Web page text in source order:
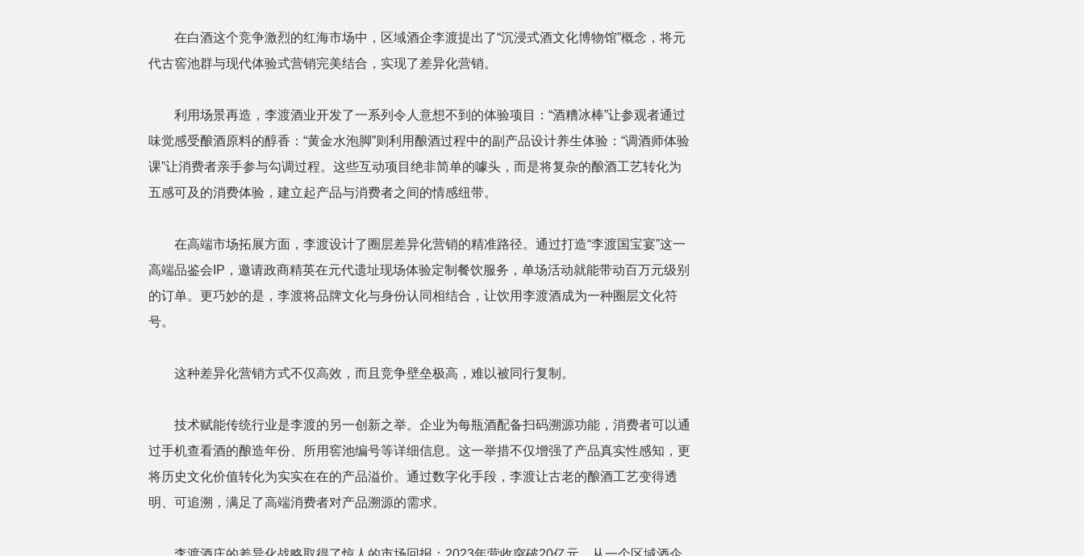
在白酒这个竞争激烈的红海市场中，区域酒企李渡提出了“沉浸式酒文化博物馆”概念，将元
代古窖池群与现代体验式营销完美结合，实现了差异化营销。
利用场景再造，李渡酒业开发了一系列令人意想不到的体验项目：“酒糟冰棒”让参观者通过
味觉感受酿酒原料的醇香：“黄金水泡脚”则利用酿酒过程中的副产品设计养生体验：“调酒师体验
课”让消费者亲手参与勾调过程。这些互动项目绝非简单的噱头，而是将复杂的酿酒工艺转化为
五感可及的消费体验，建立起产品与消费者之间的情感纽带。
在高端市场拓展方面，李渡设计了圈层差异化营销的精准路径。通过打造“李渡国宝宴”这一
高端品鉴会IP，邀请政商精英在元代遗址现场体验定制餐饮服务，单场活动就能带动百万元级别
的订单。更巧妙的是，李渡将品牌文化与身份认同相结合，让饮用李渡酒成为一种圈层文化符
号。
这种差异化营销方式不仅高效，而且竞争壁垒极高，难以被同行复制。
技术赋能传统行业是李渡的另一创新之举。企业为每瓶酒配备扫码溯源功能，消费者可以通
过手机查看酒的酿造年份、所用窖池编号等详细信息。这一举措不仅增强了产品真实性感知，更
将历史文化价值转化为实实在在的产品溢价。通过数字化手段，李渡让古老的酿酒工艺变得透
明、可追溯，满足了高端消费者对产品溯源的需求。